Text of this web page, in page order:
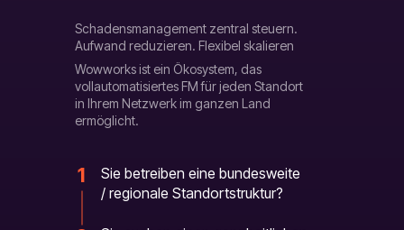
Schadensmanagement zentral steuern.
Aufwand reduzieren. Flexibel skalieren
Wowworks ist ein Ökosystem, das
vollautomatisiertes FM für jeden Standort
in Ihrem Netzwerk im ganzen Land
ermöglicht.
1
Sie betreiben eine bundesweite
/ regionale Standortstruktur?